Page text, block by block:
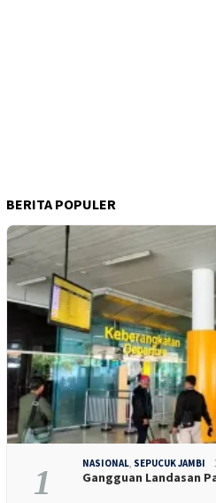
BERITA POPULER
1 NASIONAL SEPUCUK JAMBI
Gangguan Landasan